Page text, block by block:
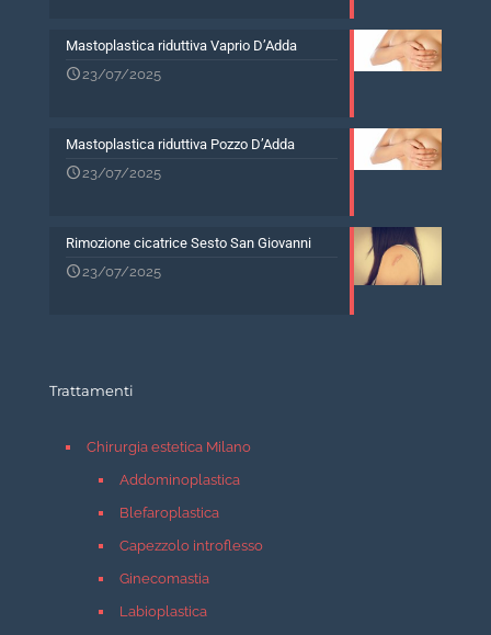
Mastoplastica riduttiva Vaprio D’Adda
23/07/2025
Mastoplastica riduttiva Pozzo D’Adda
23/07/2025
Rimozione cicatrice Sesto San Giovanni
23/07/2025
Trattamenti
Chirurgia estetica Milano
Addominoplastica
Blefaroplastica
Capezzolo introflesso
Ginecomastia
Labioplastica